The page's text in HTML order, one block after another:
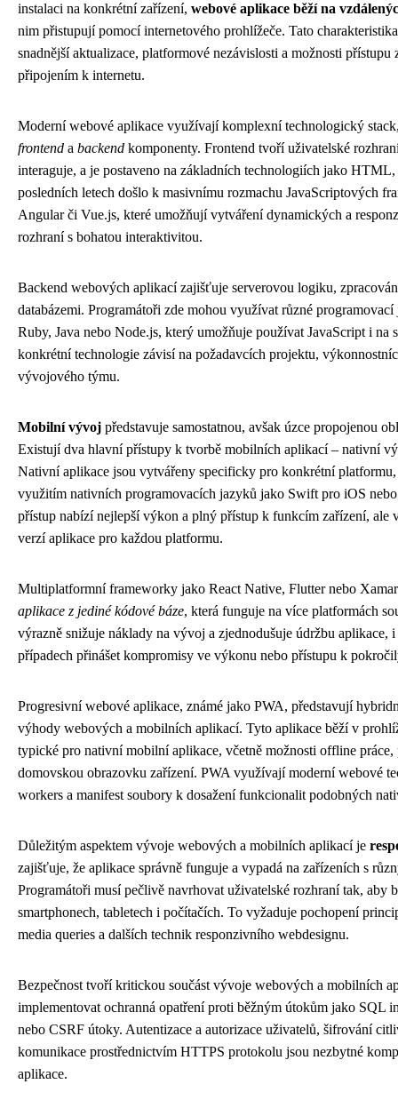
instalaci na konkrétní zařízení, webové aplikace běží na
nim přistupují pomocí internetového prohlížeče. Tato
snadnější aktualizace, platformové nezávislosti a možnosti
připojením k internetu.
Moderní webové aplikace využívají komplexní technologický
frontend a backend komponenty. Frontend tvoří uživatelské
interaguje, a je postaveno na základních technologiích jako
posledních letech došlo k masivnímu rozmachu JavaScriptových
Angular či Vue.js, které umožňují vytváření dynamických a
rozhraní s bohatou interaktivitou.
Backend webových aplikací zajišťuje serverovou logiku,
databázemi. Programátoři zde mohou využívat různé
Ruby, Java nebo Node.js, který umožňuje používat JavaScript i na
konkrétní technologie závisí na požadavcích projektu,
vývojového týmu.
Mobilní vývoj představuje samostatnou, avšak úzce propojenou
Existují dva hlavní přístupy k tvorbě mobilních aplikací – nativní
Nativní aplikace jsou vytvářeny specificky pro konkrétní
využitím nativních programovacích jazyků jako Swift pro iOS
přístup nabízí nejlepší výkon a plný přístup k funkcím zařízení, ale
verzí aplikace pro každou platformu.
Multiplatformní frameworky jako React Native, Flutter nebo
aplikace z jediné kódové báze, která funguje na více platformách
výrazně snižuje náklady na vývoj a zjednodušuje údržbu aplikace,
případech přinášet kompromisy ve výkonu nebo přístupu k
Progresivní webové aplikace, známé jako PWA, představují
výhody webových a mobilních aplikací. Tyto aplikace běží v
typické pro nativní mobilní aplikace, včetně možnosti offline práce,
domovskou obrazovku zařízení. PWA využívají moderní webové
workers a manifest soubory k dosažení funkcionalit podobných
Důležitým aspektem vývoje webových a mobilních aplikací je
zajišťuje, že aplikace správně funguje a vypadá na zařízeních s
Programátoři musí pečlivě navrhovat uživatelské rozhraní tak, aby
smartphonech, tabletech i počítačích. To vyžaduje pochopení
media queries a dalších technik responzivního webdesignu.
Bezpečnost tvoří kritickou součást vývoje webových a mobilních
implementovat ochranná opatření proti běžným útokům jako SQL
nebo CSRF útoky. Autentizace a autorizace uživatelů, šifrování
komunikace prostřednictvím HTTPS protokolu jsou nezbytné
aplikace.